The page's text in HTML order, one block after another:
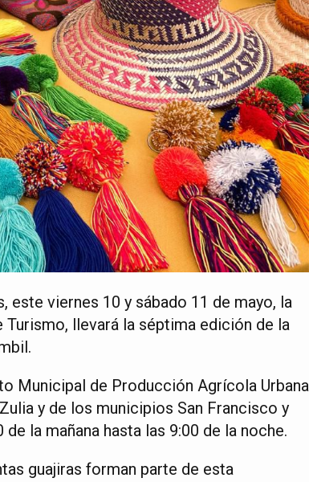
viernes 10 y sábado 11 de mayo, la
llevará la séptima edición de la
Municipal de Producción Agrícola Urbana
y de los municipios San Francisco y
la mañana hasta las 9:00 de la noche.
guajiras forman parte de esta